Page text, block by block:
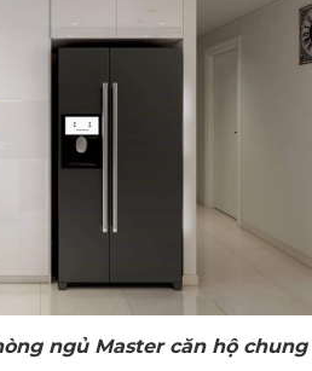
ngủ Master căn hộ chung